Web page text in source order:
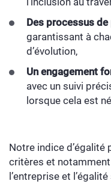
Des processus
garantissant à
d’évolution,
Un engagement
avec un suivi
lorsque cela est
Notre indice d’égalité
critères et
l’entreprise et